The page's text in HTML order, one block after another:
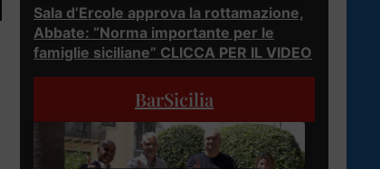
Sala d’Ercole approva la rottamazione,
Abbate: “Norma importante per le
famiglie siciliane” CLICCA PER IL VIDEO
BarSicilia